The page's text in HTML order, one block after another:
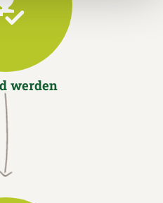
werden